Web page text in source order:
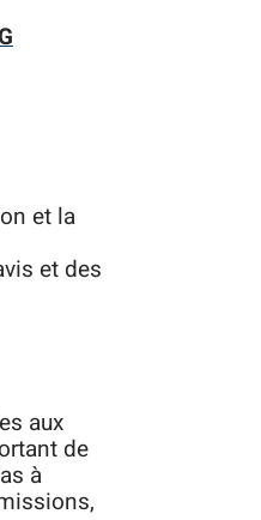
et la
et des
aux
de
à